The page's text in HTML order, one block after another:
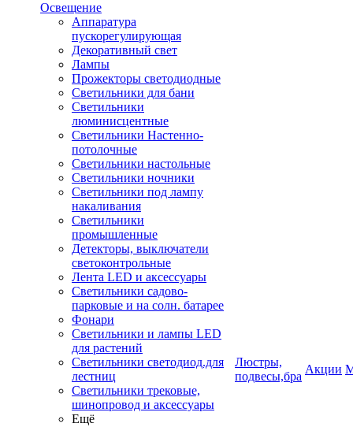
Освещение
Аппаратура
пускорегулирующая
Декоративный свет
Лампы
Прожекторы светодиодные
Светильники для бани
Светильники
люминисцентные
Светильники Настенно-
потолочные
Светильники настольные
Светильники ночники
Светильники под лампу
накаливания
Светильники
промышленные
Детекторы, выключатели
светоконтрольные
Лента LED и аксессуары
Светильники садово-
парковые и на солн. батарее
Фонари
Светильники и лампы LED
для растений
Светильники светодиод.для
лестниц
Светильники трековые,
шинопровод и аксессуары
Ещё
Люстры,
подвесы,бра
Акции